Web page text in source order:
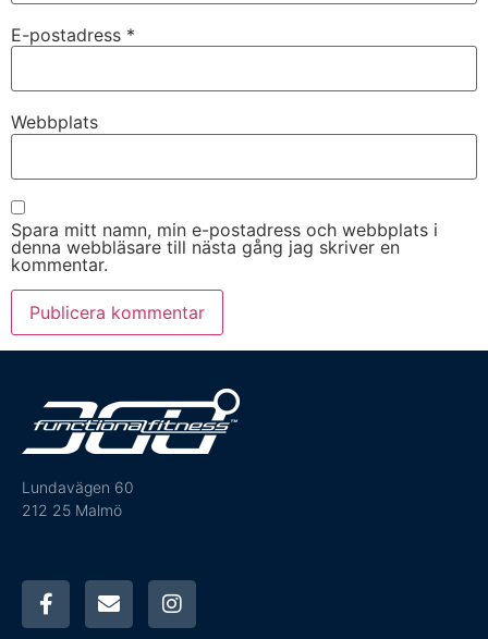
E-postadress *
Webbplats
Spara mitt namn, min e-postadress och webbplats i
denna webbläsare till nästa gång jag skriver en
kommentar.
Lundavägen 60
212 25 Malmö